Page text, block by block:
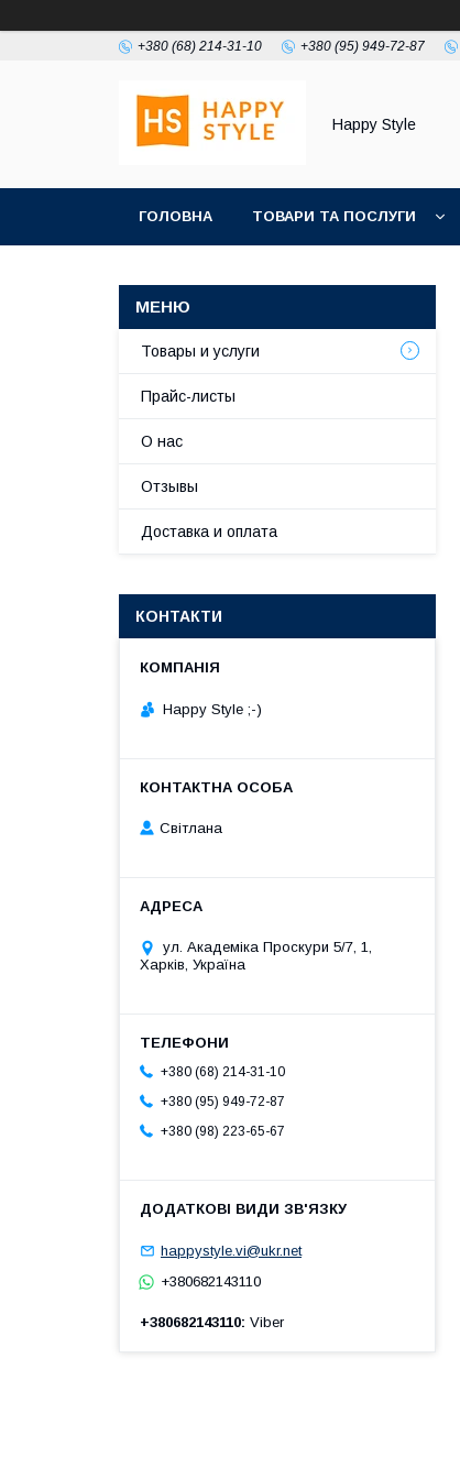
+380 (68) 214-31-10 +380 (95) 949-72-87
Happy Style
ГОЛОВНА ТОВАРИ ТА ПОСЛУГИ
Товары и услуги
Прайс-листы
О нас
Отзывы
Доставка и оплата
КОНТАКТИ
Happy Style ;-)
Cвітлана
ул. Академіка Проскури 5/7, 1,
Харків, Україна
+380 (68) 214-31-10
+380 (95) 949-72-87
+380 (98) 223-65-67
happystyle.vi@ukr.net
+380682143110
+380682143110 Viber